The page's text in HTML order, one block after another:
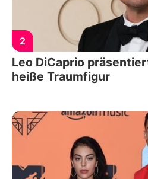
2
Leo DiCaprio
heiße Traumfigur